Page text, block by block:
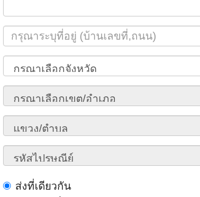
ส่งที่เดียวกัน